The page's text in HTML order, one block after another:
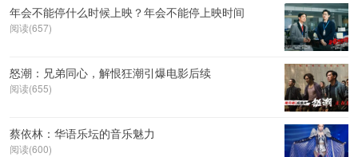
年会不能停什么时候上映？年会不能停上映时间
阅读(657)
怒潮：兄弟同心，解恨狂潮引爆电影后续
阅读(655)
蔡依林：华语乐坛的音乐魅力
阅读(600)